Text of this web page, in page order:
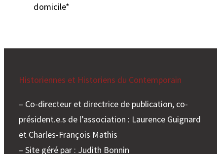
domicile*
Historiennes et Historiens du Contemporain
– Co-directeur et directrice de publication, co-
président.e.s de l’association : Laurence Guignard
et Charles-François Mathis
– Site géré par : Judith Bonnin